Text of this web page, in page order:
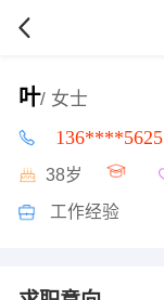
叶/ 女士
136****5625
38岁
工作经验